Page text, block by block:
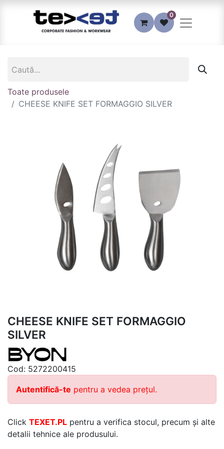
0
Toate produsele
CHEESE KNIFE SET FORMAGGIO SILVER
CHEESE KNIFE SET FORMAGGIO
SILVER
Cod: 5272200415
Autentifică-te pentru a vedea prețul.
Click TEXET.PL pentru a verifica stocul, precum și alte
detalii tehnice ale produsului.